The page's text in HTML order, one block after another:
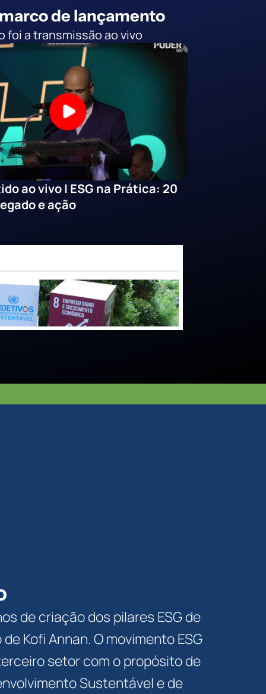
de lançamento
foi a transmissão ao vivo
ao vivo | ESG na Prática: 20
e ação
de criação dos pilares ESG de
Kofi Annan. O movimento ESG
setor com o propósito de
Sustentável e de